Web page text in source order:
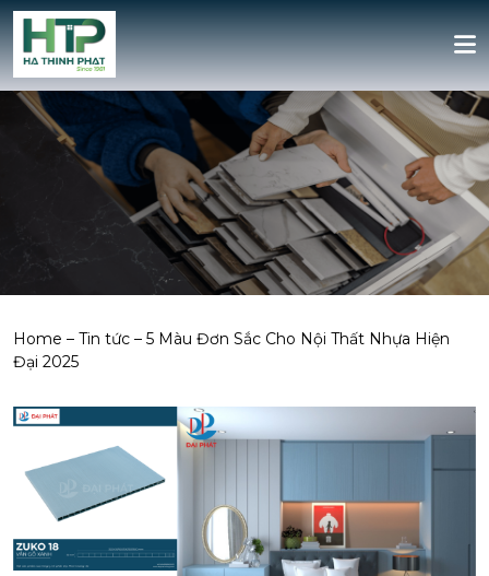
Home – Tin tức – 5 Màu Đơn Sắc Cho Nội Thất Nhựa Hiện
Đại 2025